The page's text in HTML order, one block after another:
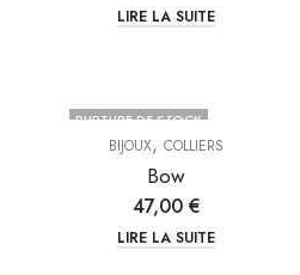
LIRE LA SUITE
RUPTURE DE STOCK
BIJOUX, COLLIERS
Bow
47,00 €
LIRE LA SUITE